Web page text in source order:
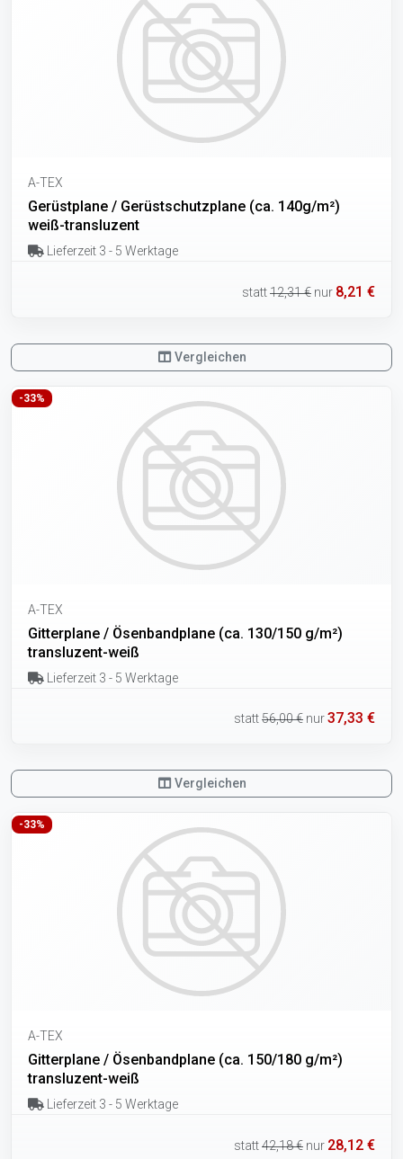
A-TEX
Gerüstplane / Gerüstschutzplane (ca. 140g/m²)
weiß-transluzent
Lieferzeit 3 - 5 Werktage
statt12,31 € nur 8,21 €
Vergleichen
-33%
A-TEX
Gitterplane / Ösenbandplane (ca. 130/150 g/m²)
transluzent-weiß
Lieferzeit 3 - 5 Werktage
statt56,00 € nur37,33 €
Vergleichen
-33%
A-TEX
Gitterplane / Ösenbandplane (ca. 150/180 g/m²)
transluzent-weiß
Lieferzeit 3 - 5 Werktage
statt42,18 € nur 28,12 €